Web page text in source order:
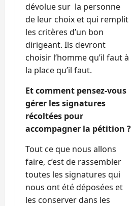
dévolue sur la personne
de leur choix et qui remplit
les critères d’un bon
dirigeant. Ils devront
choisir l’homme qu’il faut à
la place qu’il faut.
Et comment pensez-vous
gérer les signatures
récoltées pour
accompagner la pétition ?
Tout ce que nous allons
faire, c’est de rassembler
toutes les signatures qui
nous ont été déposées et
les conserver dans les